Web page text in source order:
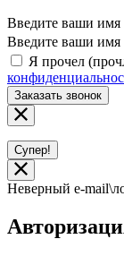
Введите ваши
Введите ваши
Я прочел
Заказать звонок
Супер!
Неверный e-